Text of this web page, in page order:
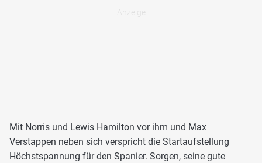
Mit Norris und Lewis Hamilton vor ihm und Max
Verstappen neben sich verspricht die Startaufstellung
Höchstspannung für den Spanier. Sorgen, seine gute